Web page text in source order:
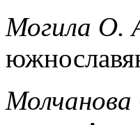
Могила О.